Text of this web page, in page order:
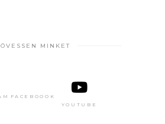
MINKET
FACEBOOOK
YOUTUBE